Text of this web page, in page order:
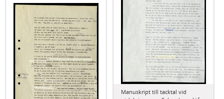
Manuskript till tacktal vid